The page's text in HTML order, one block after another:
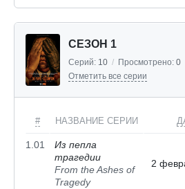
СЕЗОН 1
Серий: 10 / Просмотрено: 0
Отметить все серии
# НАЗВАНИЕ СЕРИИ
1.01
Из пепла
трагедии
From the Ashes of
Tragedy
2